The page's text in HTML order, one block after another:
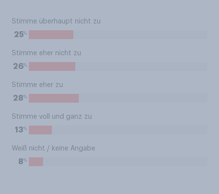
Stimme überhaupt nicht zu
25%
Stimme eher nicht zu
26%
Stimme eher zu
28%
Stimme voll und ganz zu
13%
Weiß nicht / keine Angabe
8%